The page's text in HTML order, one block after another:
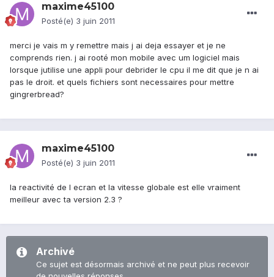
maxime45100
Posté(e) 3 juin 2011
merci je vais m y remettre mais j ai deja essayer et je ne
comprends rien. j ai rooté mon mobile avec um logiciel mais
lorsque jutilise une appli pour debrider le cpu il me dit que je n ai
pas le droit. et quels fichiers sont necessaires pour mettre
gingrerbread?
maxime45100
Posté(e) 3 juin 2011
la reactivité de l ecran et la vitesse globale est elle vraiment
meilleur avec ta version 2.3 ?
Archivé
Ce sujet est désormais archivé et ne peut plus recevoir